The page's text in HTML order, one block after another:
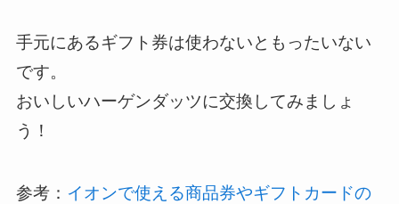
手元にあるギフト券は使わないともったいない
です。
おいしいハーゲンダッツに交換してみましょ
う！
参考： イオンで使える商品券やギフトカードの